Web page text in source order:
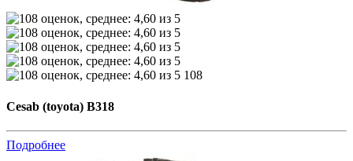
108
Cesab (toyota) B318
Подробнее